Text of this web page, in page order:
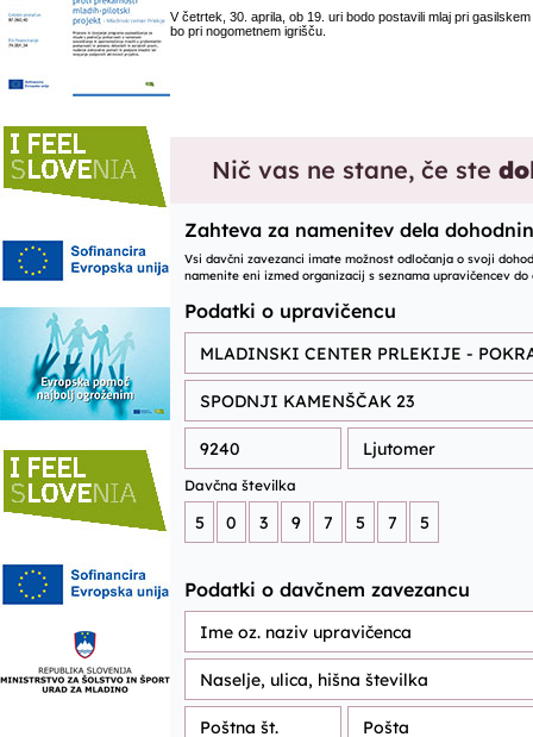
V četrtek, 30. aprila, ob 19. uri bodo postavili mlaj pri
bo pri nogometnem igrišču.